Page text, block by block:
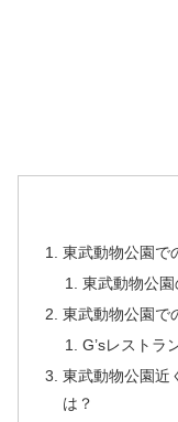
東武動物公園で
東武動物公園
東武動物公園で
G’sレストラ
東武動物公園近
は？